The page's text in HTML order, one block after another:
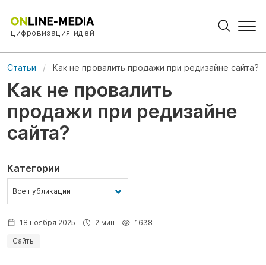
цифровизация идей
Статьи Как не провалить продажи при редизайне сайта?
Как не провалить
продажи при редизайне
сайта?
Категории
18 ноября 2025 2 мин 1638
Сайты